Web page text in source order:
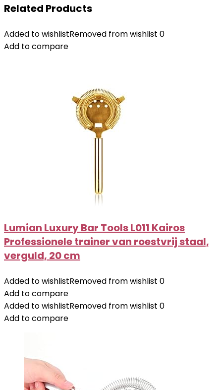
Related Products
Added to wishlistRemoved from wishlist 0
Add to compare
Lumian Luxury Bar Tools L011 Kairos
Professionele trainer van roestvrij staal,
verguld, 20 cm
Added to wishlistRemoved from wishlist 0
Add to compare
Added to wishlistRemoved from wishlist 0
Add to compare